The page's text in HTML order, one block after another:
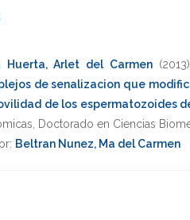
Huerta, Arlet del Carmen (2013)
de senalizacion que
de los espermatozoides
Doctorado en Ciencias
Beltran Nunez, Ma del Carmen